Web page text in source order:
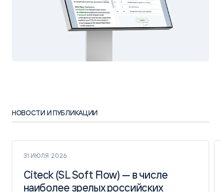
НОВОСТИ И ПУБЛИКАЦИИ
31 ИЮЛЯ 2026
Citeck (SL Soft Flow) — в числе
наиболее зрелых российских
Citeck (SL Soft Flow) — в числе
наиболее зрелых российских